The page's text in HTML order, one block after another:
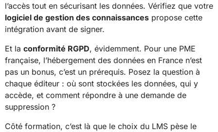
l’accès tout en sécurisant les données. Vérifiez que votre
logiciel de gestion des connaissances propose cette
intégration avant de signer.
Et la conformité RGPD, évidemment. Pour une PME
française, l’hébergement des données en France n’est
pas un bonus, c’est un prérequis. Posez la question à
chaque éditeur : où sont stockées les données, qui y
accède, et comment répondre à une demande de
suppression ?
Côté formation, c’est là que le choix du LMS pèse le